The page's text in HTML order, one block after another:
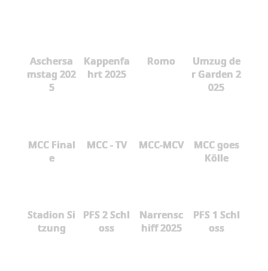
Aschersa
mstag 202
5
Kappenfa
hrt 2025
Romo
Umzug de
r Garden 2
025
MCC Final
e
MCC - TV MCC-MCV
MCC goes
Kölle
Stadion Si
tzung
PFS 2 Schl
oss
Narrensc
hiff 2025
PFS 1 Schl
oss